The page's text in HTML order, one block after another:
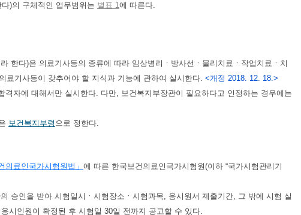
)의 구체적인 업무범위는 별표 1에 따른다.
한다)은 의료기사등의 종류에 따라 임상병리ㆍ방사선ㆍ물리치료ㆍ작업치료ㆍ치
료기사등이 갖추어야 할 지식과 기능에 관하여 실시한다. <개정 2018. 12. 18.>
자에 대해서만 실시한다. 다만, 보건복지부장관이 필요하다고 인정하는 경우에는
보건복지부령 으로 정한다.
의료인국가시험원법」 에 따른 한국보건의료인국가시험원(이하 “국가시험관리기
승인을 받아 시험일시ㆍ시험장소ㆍ시험과목, 응시원서 제출기간, 그 밖에 시험 실
시인원이 확정된 후 시험일 30일 전까지 공고할 수 있다.